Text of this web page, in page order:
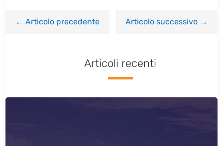
←Articolo precedente Articolo successivo→
Articoli recenti